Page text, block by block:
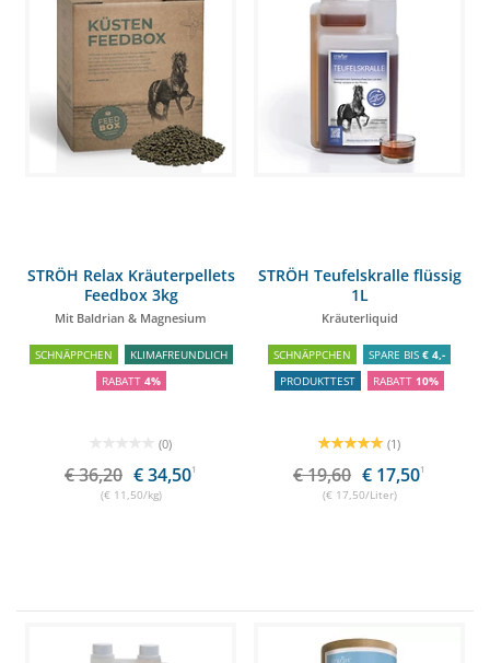
STRÖH Relax Kräuterpellets
Feedbox 3kg
Mit Baldrian & Magnesium
SCHNÄPPCHEN
KLIMAFREUNDLICH
RABATT 4%
(0)
€ 36,20 € 34,501
(€ 11,50/kg)
STRÖH Teufelskralle flüssig
1L
Kräuterliquid
SCHNÄPPCHEN SPARE BIS € 4,-
PRODUKTTEST
RABATT 10%
(1)
€ 19,60 € 17,501
(€ 17,50/Liter)